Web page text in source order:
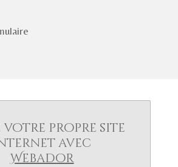
votre propre site
avec
Webador